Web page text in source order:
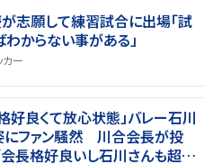
が志願して練習試合に出場「試
からない事がある」
カー
好良くて放心状態」バレー石川
にファン騒然 川合会長が投
会長格好良いし石川さんも超格